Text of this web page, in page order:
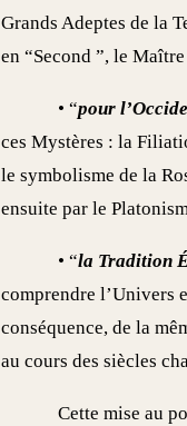
Grands Adeptes de la
en “Second ”, le
• “pour
ces Mystères : la
le symbolisme de la
ensuite par le
• “la Tradition
comprendre l’Univers
conséquence, de la
au cours des siècles
Cette mise au